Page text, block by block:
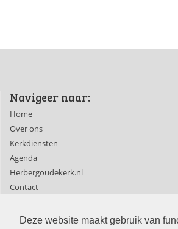
Deze website maakt gebruik van
Navigeer naar:
Home
Over ons
Kerkdiensten
Agenda
Herbergoudekerk.nl
Contact